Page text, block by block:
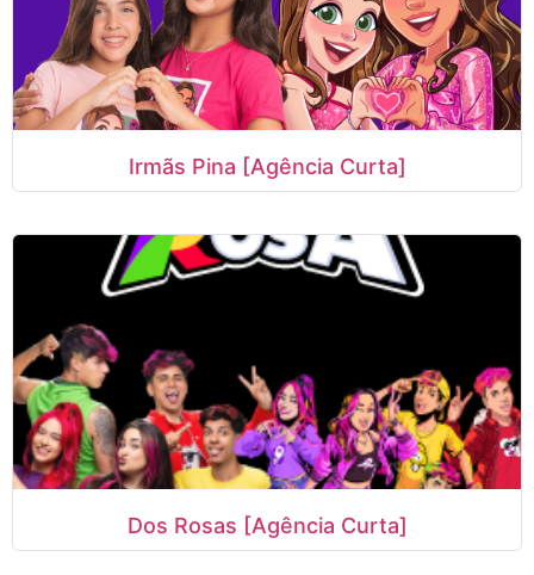
Irmãs Pina [Agência Curta]
Dos Rosas [Agência Curta]